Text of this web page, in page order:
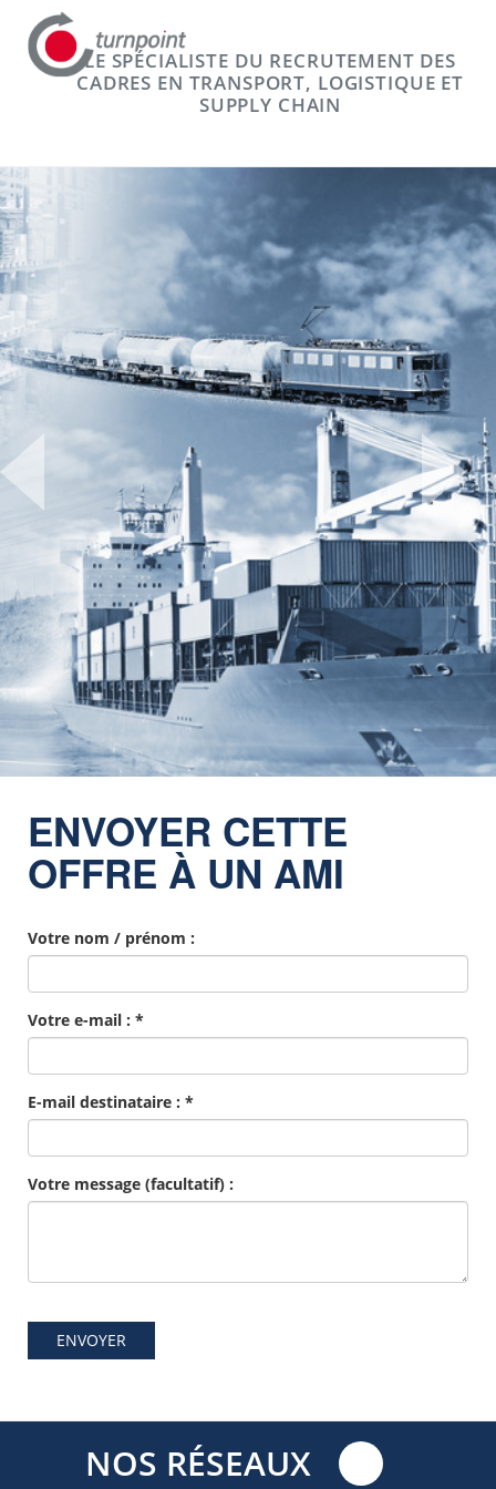
LE SPÉCIALISTE DU RECRUTEMENT DES
CADRES EN TRANSPORT, LOGISTIQUE ET
SUPPLY CHAIN
Previous Next
ENVOYER CETTE
OFFRE À UN AMI
Votre nom / prénom :
Votre e-mail : *
E-mail destinataire : *
Votre message (facultatif) :
ENVOYER
NOS RÉSEAUX